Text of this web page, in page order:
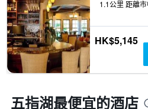
1.1公里 距離
HK$5,145
五指湖最便宜的酒店